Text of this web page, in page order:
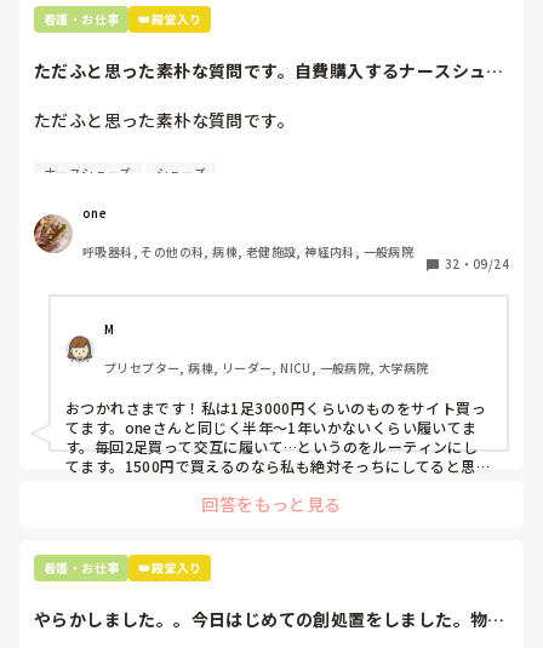
看護・お仕事 👑殿堂入り
ただふと思った素朴な質問です。自費購入するナースシュー
ただふと思った素朴な質問です。
自費購入するナースシューズ(職場で使用してる靴)っていく
わたしの職場の指定は「白のスニーカー」。
すぐに汚くなるので1,500円は絶対に超えたくない思いがあ
半年〜1年未満で交換しています。
職場の人が「ナースシューズに3000円以上は出せない」っ
て言ってて、わたしの倍額は出せるのか！とびっくりしたの
で、世の皆さんはどうなのかなと…🤔
ナースシューズ シューズ
one
呼吸器科, その他の科, 病棟, 老健施設, 神経内科, 一般病院
32 ・ 09/24
M
プリセプター, 病棟, リーダー, NICU, 一般病院, 大学病院
おつかれさまです！私は1足3000円くらいのものをサイト買っ
てます。oneさんと同じく半年〜1年いかないくらい履いてま
す。毎回2足買って交互に履いて…というのをルーティンにし
てます。1500円で買えるのなら私も絶対そっちにしてると思う
回答をもっと見る
看護・お仕事 👑殿堂入り
やらかしました。。今日はじめての創処置をしました。物品